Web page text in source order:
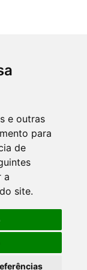
e outras
para
de
a
site.
0104-3315